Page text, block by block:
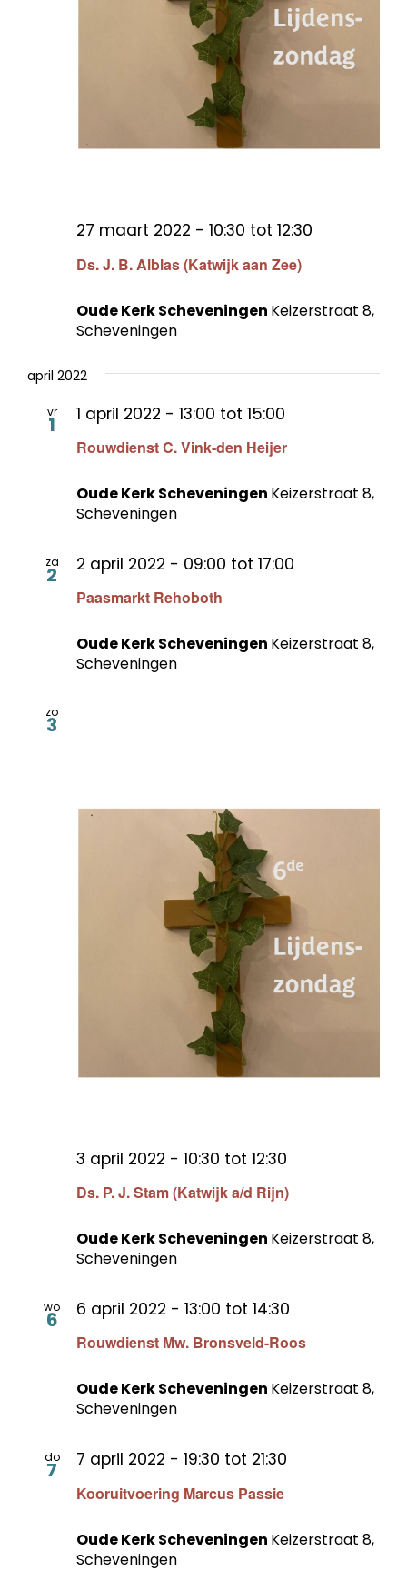
Ds. J. B. Alblas (Katwijk aan Zee)
27 maart 2022 - 10:30 tot 12:30
Oude Kerk Scheveningen Keizerstraat 8,
Scheveningen
april 2022
vr
1
Rouwdienst C. Vink-den Heijer
1 april 2022 - 13:00 tot 15:00
Oude Kerk Scheveningen Keizerstraat 8,
Scheveningen
za
2
Paasmarkt Rehoboth
2 april 2022 - 09:00 tot 17:00
Oude Kerk Scheveningen Keizerstraat 8,
Scheveningen
zo
3
Ds. P. J. Stam (Katwijk a/d Rijn)
3 april 2022 - 10:30 tot 12:30
Oude Kerk Scheveningen Keizerstraat 8,
Scheveningen
wo
6
Rouwdienst Mw. Bronsveld-Roos
6 april 2022 - 13:00 tot 14:30
Oude Kerk Scheveningen Keizerstraat 8,
Scheveningen
do
7
Kooruitvoering Marcus Passie
7 april 2022 - 19:30 tot 21:30
Oude Kerk Scheveningen Keizerstraat 8,
Scheveningen